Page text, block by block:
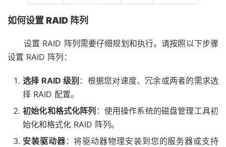
如何设置 RAID 阵列
设置 RAID 阵列需要仔细规划和执行。请按照以下步骤
设置 RAID 阵列：
选择 RAID 级别 ：根据您对速度、冗余或两者的需求选
择 RAID 配置。
初始化和格式化阵列 ：使用操作系统的磁盘管理工具初
始化和格式化 RAID 阵列。
安装驱动器：将驱动器物理安装到您的服务器或支持